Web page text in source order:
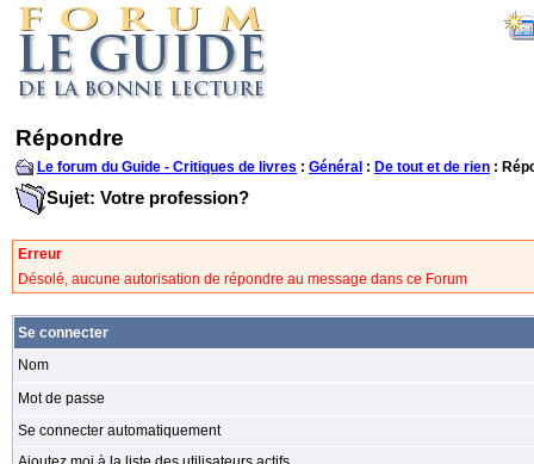
Répondre
Le forum du Guide - Critiques de livres : Général : De tout et de rien :
Sujet: Votre profession?
Erreur
Désolé, aucune autorisation de répondre au message dans ce Forum
Se connecter
Nom
Mot de passe
Se connecter automatiquement